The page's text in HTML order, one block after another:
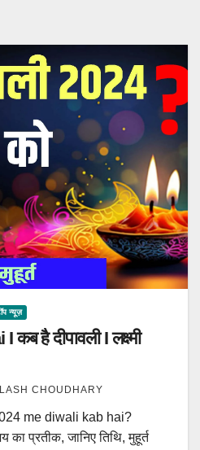
न्यूज़
है दीपावली I लक्ष्मी
CHOUDHARY
me diwali kab hai?
का प्रतीक, जानिए तिथि, मुहूर्त